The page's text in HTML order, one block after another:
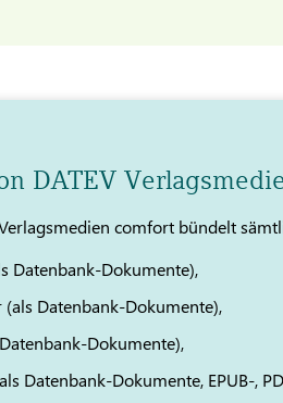
DATEV
comfort bündelt
Datenbank-Dokumente),
(als Datenbank-Dokumente),
Dokumente),
Datenbank-Dokumente, EPUB-,